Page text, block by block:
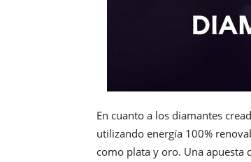
En cuanto a los diamantes
utilizando energía 100%
como plata y oro. Una apuesta